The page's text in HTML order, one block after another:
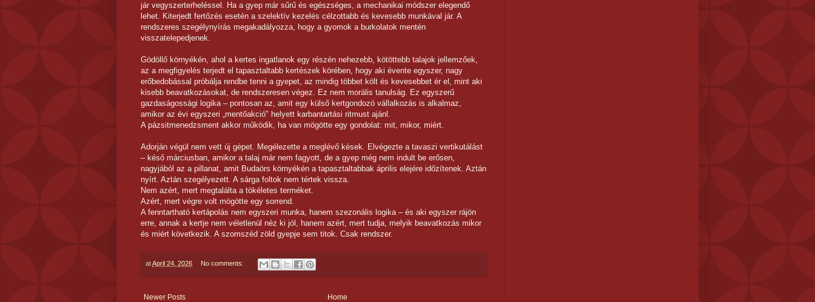
jár vegyszerterheléssel. Ha a gyep már sűrű és egészséges, a mechanikai módszer elegendő
lehet. Kiterjedt fertőzés esetén a szelektív kezelés célzottabb és kevesebb munkával jár. A
rendszeres szegélynyírás megakadályozza, hogy a gyomok a burkolatok mentén
visszatelepedjenek.
Gödöllő környékén, ahol a kertes ingatlanok egy részén nehezebb, kötöttebb talajok jellemzőek,
az a megfigyelés terjedt el tapasztaltabb kertészek körében, hogy aki évente egyszer, nagy
erőbedobással próbálja rendbe tenni a gyepet, az mindig többet költ és kevesebbet ér el, mint aki
kisebb beavatkozásokat, de rendszeresen végez. Ez nem morális tanulság. Ez egyszerű
gazdaságossági logika – pontosan az, amit egy külső kertgondozó vállalkozás is alkalmaz,
amikor az évi egyszeri „mentőakció" helyett karbantartási ritmust ajánl.
A pázsitmenedzsment akkor működik, ha van mögötte egy gondolat: mit, mikor, miért.
Adorján végül nem vett új gépet. Megélezette a meglévő kések. Elvégezte a tavaszi vertikutálást
– késő márciusban, amikor a talaj már nem fagyott, de a gyep még nem indult be erősen,
nagyjából az a pillanat, amit Budaörs környékén a tapasztaltabbak április elejére időzítenek. Aztán
nyírt. Aztán szegélyezett. A sárga foltok nem tértek vissza.
Nem azért, mert megtalálta a tökéletes terméket.
Azért, mert végre volt mögötte egy sorrend.
A fenntartható kertápolás nem egyszeri munka, hanem szezonális logika – és aki egyszer rájön
erre, annak a kertje nem véletlenül néz ki jól, hanem azért, mert tudja, melyik beavatkozás mikor
és miért következik. A szomszéd zöld gyepje sem titok. Csak rendszer.
atApril 24, 2026 No comments:
Newer Posts Home